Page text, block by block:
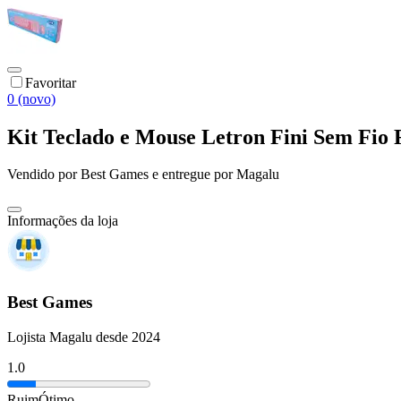
Favoritar
0 (novo)
Kit Teclado e Mouse Letron Fini Sem Fio
Vendido porBest Games e entregue por Magalu
Informações da loja
Best Games
Lojista Magalu desde 2024
1.0